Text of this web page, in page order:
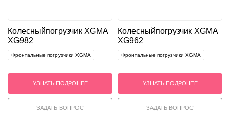
Колесныйпогрузчик XGMA
XG982
Фронтальные погрузчики XGMA
УЗНАТЬ ПОДРОНЕЕ
ЗАДАТЬ ВОПРОС
Колесныйпогрузчик XGMA
XG962
Фронтальные погрузчики XGMA
УЗНАТЬ ПОДРОНЕЕ
ЗАДАТЬ ВОПРОС